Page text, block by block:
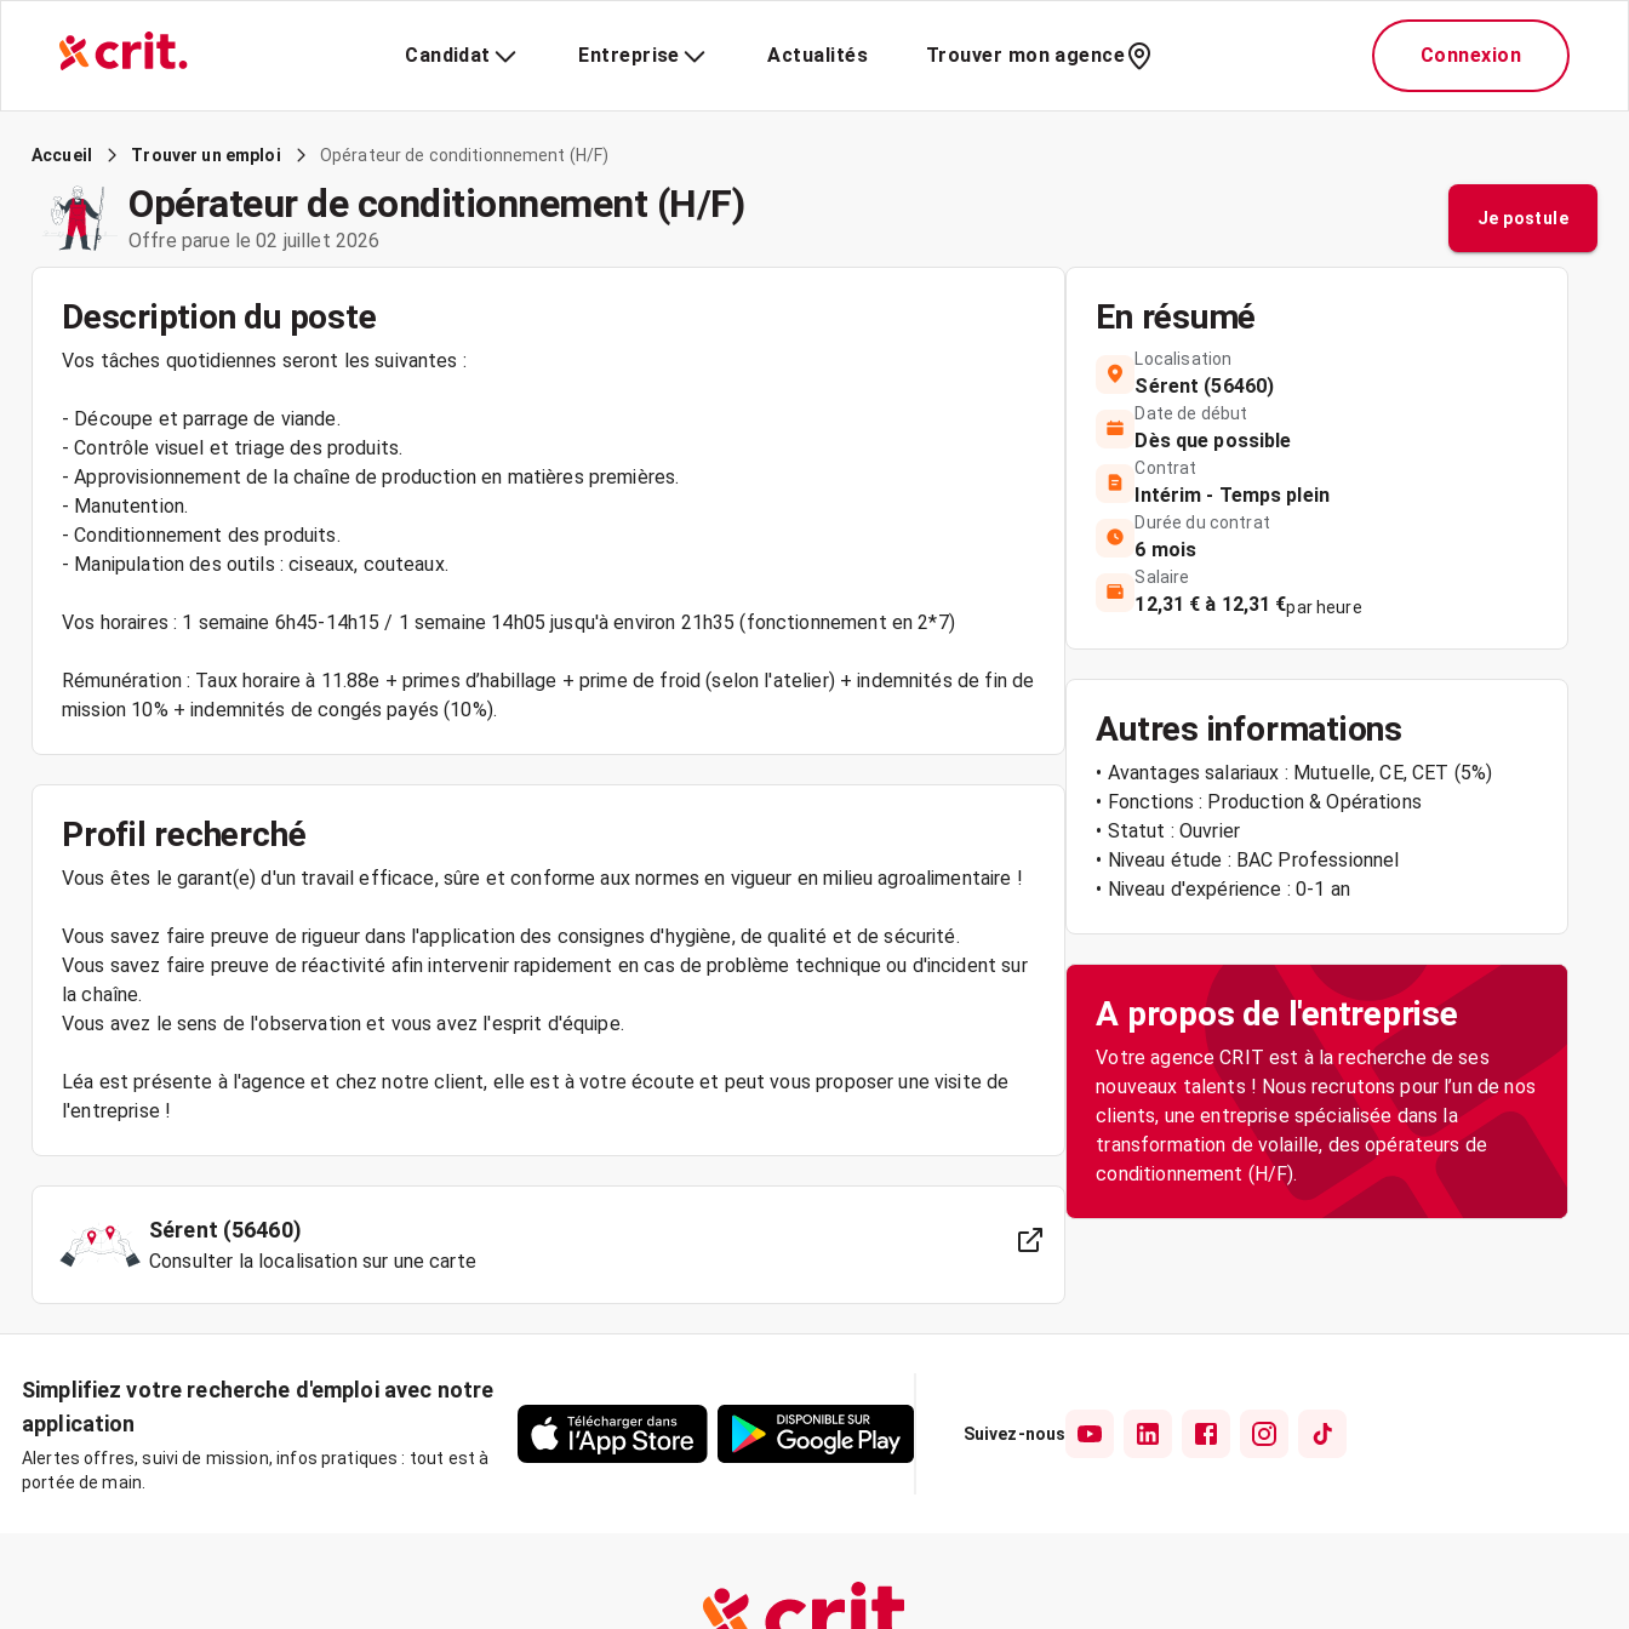
Candidat Entreprise Actualités Trouver mon agence Connexion
Accueil Trouver un emploi Opérateur de conditionnement (H/F)
Opérateur de conditionnement (H/F)
Offre parue le 02 juillet 2026
Je postule
Description du poste
Vos tâches quotidiennes seront les suivantes :
- Découpe et parrage de viande.
- Contrôle visuel et triage des produits.
- Approvisionnement de la chaîne de production en matières premières.
- Manutention.
- Conditionnement des produits.
- Manipulation des outils : ciseaux, couteaux.
Vos horaires : 1 semaine 6h45-14h15 / 1 semaine 14h05 jusqu'à environ 21h35 (fonctionnement en 2*7)
Rémunération : Taux horaire à 11.88e + primes d’habillage + prime de froid (selon l'atelier) + indemnités de fin de
mission 10% + indemnités de congés payés (10%).
Profil recherché
Vous êtes le garant(e) d'un travail efficace, sûre et conforme aux normes en vigueur en milieu agroalimentaire !
Vous savez faire preuve de rigueur dans l'application des consignes d'hygiène, de qualité et de sécurité.
Vous savez faire preuve de réactivité afin intervenir rapidement en cas de problème technique ou d'incident sur
la chaîne.
Vous avez le sens de l'observation et vous avez l'esprit d'équipe.
Léa est présente à l'agence et chez notre client, elle est à votre écoute et peut vous proposer une visite de
Sérent (56460)
Consulter la localisation sur une carte
En résumé
Localisation
Sérent (56460)
Date de début
Dès que possible
Contrat
Intérim - Temps plein
Durée du contrat
6 mois
Salaire
12,31 € à 12,31 €par heure
Autres informations
• Avantages salariaux : Mutuelle, CE, CET (5%)
• Fonctions : Production & Opérations
• Statut : Ouvrier
• Niveau étude : BAC Professionnel
• Niveau d'expérience : 0-1 an
A propos de l'entreprise
Votre agence CRIT est à la recherche de ses
nouveaux talents ! Nous recrutons pour l’un de nos
clients, une entreprise spécialisée dans la
transformation de volaille, des opérateurs de
conditionnement (H/F).
Simplifiez votre recherche d'emploi avec notre
application
Alertes offres, suivi de mission, infos pratiques : tout est à
portée de main.
Suivez-nous